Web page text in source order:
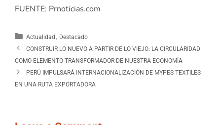
FUENTE: Prnoticias.com
Actualidad, Destacado
CONSTRUIR LO NUEVO A PARTIR DE LO VIEJO: LA CIRCULARIDAD
COMO ELEMENTO TRANSFORMADOR DE NUESTRA ECONOMÍA
PERÚ IMPULSARÁ INTERNACIONALIZACIÓN DE MYPES TEXTILES
EN UNA RUTA EXPORTADORA